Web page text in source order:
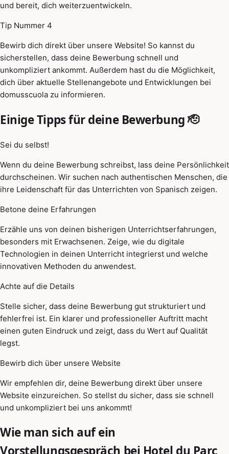
und bereit, dich weiterzuentwickeln.
Tip Nummer 4
Bewirb dich direkt über unsere Website! So kannst du
sicherstellen, dass deine Bewerbung schnell und
unkompliziert ankommt. Außerdem hast du die Möglichkeit,
dich über aktuelle Stellenangebote und Entwicklungen bei
domusscuola zu informieren.
Einige Tipps für deine Bewerbung 🫡
Sei du selbst!
Wenn du deine Bewerbung schreibst, lass deine Persönlichkeit
durchscheinen. Wir suchen nach authentischen Menschen, die
ihre Leidenschaft für das Unterrichten von Spanisch zeigen.
Betone deine Erfahrungen
Erzähle uns von deinen bisherigen Unterrichtserfahrungen,
besonders mit Erwachsenen. Zeige, wie du digitale
Technologien in deinen Unterricht integrierst und welche
innovativen Methoden du anwendest.
Achte auf die Details
Stelle sicher, dass deine Bewerbung gut strukturiert und
fehlerfrei ist. Ein klarer und professioneller Auftritt macht
einen guten Eindruck und zeigt, dass du Wert auf Qualität
legst.
Bewirb dich über unsere Website
Wir empfehlen dir, deine Bewerbung direkt über unsere
Website einzureichen. So stellst du sicher, dass sie schnell
und unkompliziert bei uns ankommt!
Wie man sich auf ein